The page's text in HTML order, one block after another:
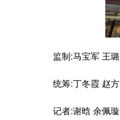
监制:马宝军 王璐
统筹:丁冬霞 赵方
记者:谢晗 余佩璇